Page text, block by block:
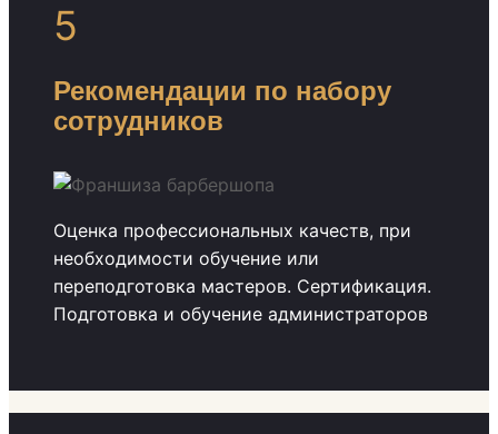
5
Рекомендации по набору
сотрудников
Оценка профессиональных качеств, при
необходимости обучение или
переподготовка мастеров. Сертификация.
Подготовка и обучение администраторов